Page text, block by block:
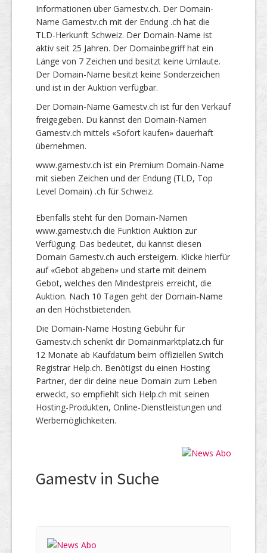
Informationen über Gamestv.ch. Der Domain-
Name Gamestv.ch mit der Endung .ch hat die
TLD-Herkunft Schweiz. Der Domain-Name ist
aktiv seit 25 Jahren. Der Domainbegriff hat ein
Länge von 7 Zeichen und besitzt keine Umlaute.
Der Domain-Name besitzt keine Sonderzeichen
und ist in der Auktion verfügbar.
Der Domain-Name Gamestv.ch ist für den Verkauf
freigegeben. Du kannst den Domain-Namen
Gamestv.ch mittels «Sofort kaufen» dauerhaft
übernehmen.
www.gamestv.ch ist ein Premium Domain-Name
mit sieben Zeichen und der Endung (TLD, Top
Level Domain) .ch für Schweiz.
Ebenfalls steht für den Domain-Namen
www.gamestv.ch die Funktion Auktion zur
Verfügung. Das bedeutet, du kannst diesen
Domain Gamestv.ch auch ersteigern. Klicke hierfür
auf «Gebot abgeben» und starte mit deinem
Gebot, welches den Mindestpreis erreicht, die
Auktion. Nach 10 Tagen geht der Domain-Name
an den Höchstbietenden.
Die Domain-Name Hosting Gebühr für
Gamestv.ch schenkt dir Domainmarktplatz.ch für
12 Monate ab Kaufdatum beim offiziellen Switch
Registrar Help.ch. Benötigst du einen Hosting
Partner, der dir deine neue Domain zum Leben
erweckt, so empfiehlt sich Help.ch mit seinen
Hosting-Produkten, Online-Dienstleistungen und
Werbemöglichkeiten.
Gamestv in Suche